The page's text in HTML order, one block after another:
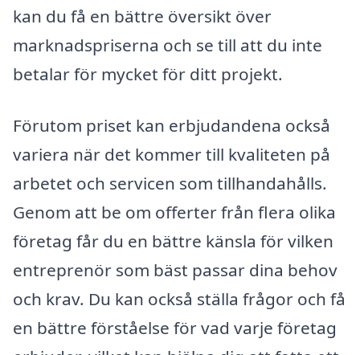
kan du få en bättre översikt över
marknadspriserna och se till att du inte
betalar för mycket för ditt projekt.
Förutom priset kan erbjudandena också
variera när det kommer till kvaliteten på
arbetet och servicen som tillhandahålls.
Genom att be om offerter från flera olika
företag får du en bättre känsla för vilken
entreprenör som bäst passar dina behov
och krav. Du kan också ställa frågor och få
en bättre förståelse för vad varje företag